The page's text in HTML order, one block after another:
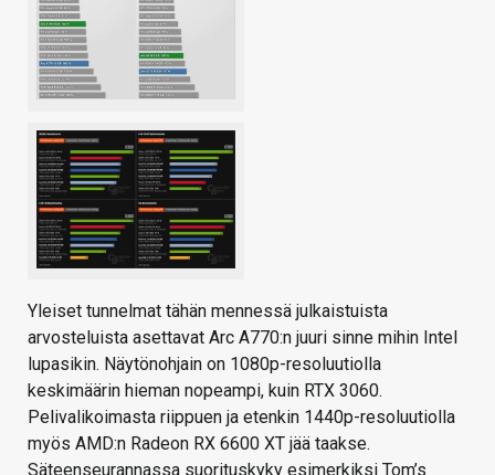
Yleiset tunnelmat tähän mennessä julkaistuista
arvosteluista asettavat Arc A770:n juuri sinne mihin Intel
lupasikin. Näytönohjain on 1080p-resoluutiolla
keskimäärin hieman nopeampi, kuin RTX 3060.
Pelivalikoimasta riippuen ja etenkin 1440p-resoluutiolla
myös AMD:n Radeon RX 6600 XT jää taakse.
Säteenseurannassa suorituskyky esimerkiksi Tom’s